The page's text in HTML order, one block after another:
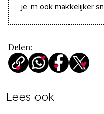
je ’m ook makkelijker
Delen:
Lees ook